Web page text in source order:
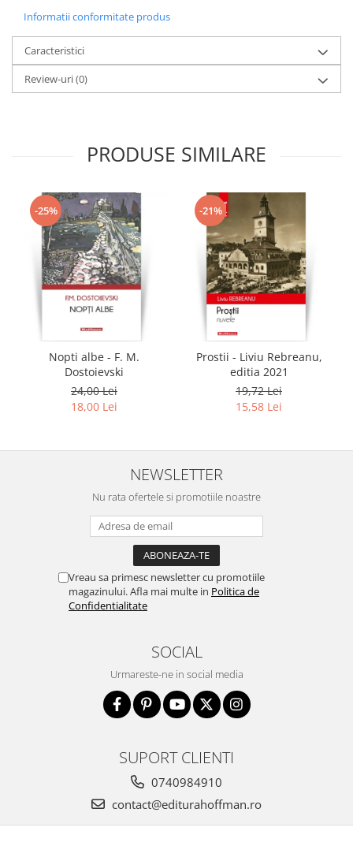
Informatii conformitate produs
Caracteristici
Review-uri(0)
PRODUSE SIMILARE
-25%
Nopti albe - F. M.
Dostoievski
24,00 Lei
18,00 Lei
-21%
Prostii - Liviu Rebreanu,
editia 2021
19,72 Lei
15,58 Lei
NEWSLETTER
Nu rata ofertele si promotiile noastre
Vreau sa primesc newsletter cu promotiile
magazinului. Afla mai multe in Politica de
Confidentialitate
SOCIAL
Urmareste-ne in social media
SUPORT CLIENTI
0740984910
contact@editurahoffman.ro